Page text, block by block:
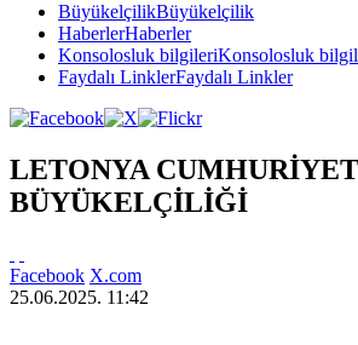
BüyükelçilikBüyükelçilik
HaberlerHaberler
Konsolosluk bilgileriKonsolosluk
Faydalı LinklerFaydalı Linkler
LETONYA
BÜYÜKELÇİLİĞİ
Facebook X.com
25.06.2025. 11:42